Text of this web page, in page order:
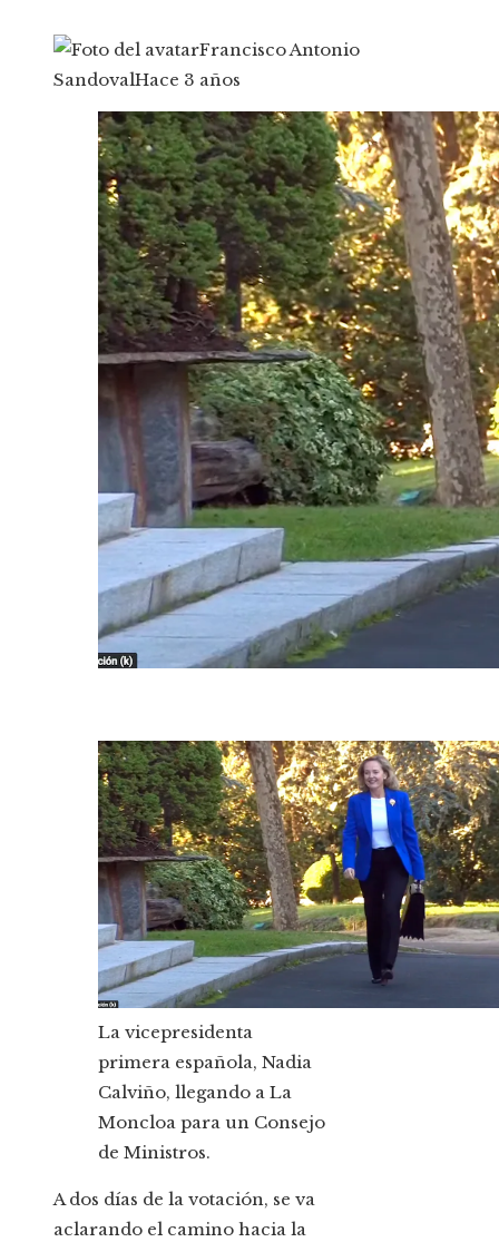
Francisco Antonio
SandovalHace 3 años
La vicepresidenta
primera española, Nadia
Calviño, llegando a La
Moncloa para un Consejo
de Ministros.
A dos días de la votación, se va
aclarando el camino hacia la